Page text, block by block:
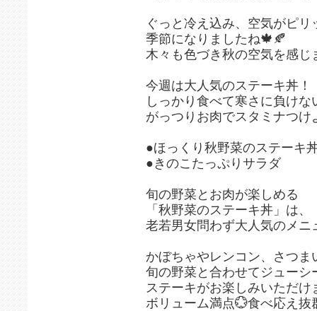
ぐっと冷え込み、空気がピリ
季節になりましたね🍁🍂
木々も色づき秋の空気を感じ
今週は大人気のステーキ丼！
しっかり食べて寒さに負け
がっつりお肉でスタミナつけ
●ほっくり秋野菜のステーキ
●きのこたっぷりサラダ
旬の野菜とお肉が楽しめる
「秋野菜のステーキ丼」は、
老若男女問わず大人気のメニ
かぼちゃやレンコン、さつま
旬の野菜と合わせてジューシ
ステーキがお楽しみいただけ
ボリューム満点💮食べ応え抜